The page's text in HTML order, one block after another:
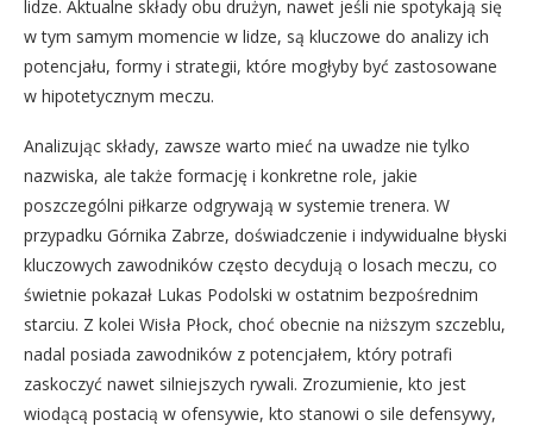
lidze. Aktualne składy obu drużyn, nawet jeśli nie spotykają się
w tym samym momencie w lidze, są kluczowe do analizy ich
potencjału, formy i strategii, które mogłyby być zastosowane
w hipotetycznym meczu.
Analizując składy, zawsze warto mieć na uwadze nie tylko
nazwiska, ale także formację i konkretne role, jakie
poszczególni piłkarze odgrywają w systemie trenera. W
przypadku Górnika Zabrze, doświadczenie i indywidualne błyski
kluczowych zawodników często decydują o losach meczu, co
świetnie pokazał Lukas Podolski w ostatnim bezpośrednim
starciu. Z kolei Wisła Płock, choć obecnie na niższym szczeblu,
nadal posiada zawodników z potencjałem, który potrafi
zaskoczyć nawet silniejszych rywali. Zrozumienie, kto jest
wiodącą postacią w ofensywie, kto stanowi o sile defensywy,